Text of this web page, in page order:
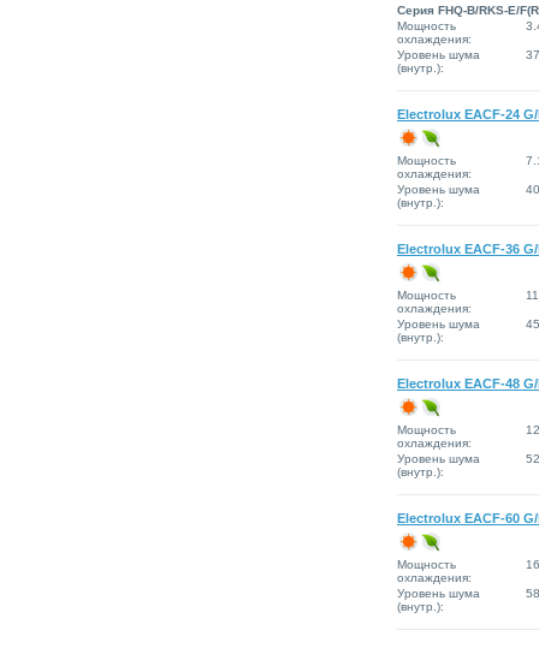
Серия FHQ-B/RKS-E/
Мощность
охлаждения:
Уровень шума
(внутр.):
Electrolux EACF-24
Мощность
охлаждения:
Уровень шума
(внутр.):
Electrolux EACF-36
Мощность
охлаждения:
Уровень шума
(внутр.):
Electrolux EACF-48
Мощность
охлаждения:
Уровень шума
(внутр.):
Electrolux EACF-60
Мощность
охлаждения:
Уровень шума
(внутр.):